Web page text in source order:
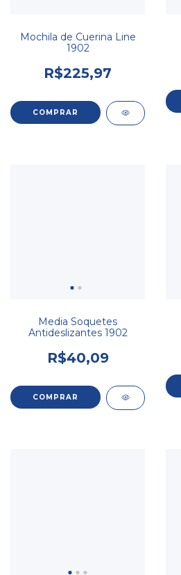
Mochila de Cuerina Line
1902
R$225,97
Media Soquetes
Antideslizantes 1902
R$40,09
COMPRAR